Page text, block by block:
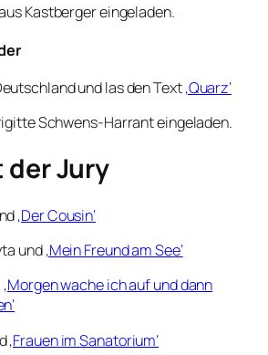
Kastberger eingeladen.
und las den Text‚Quarz‘
Schwens-Harrant eingeladen.
Jury
‚Der Cousin‘
und‚Mein Freund am See‘
‚Morgen wache ich auf und dann
‚Frauen im Sanatorium‘